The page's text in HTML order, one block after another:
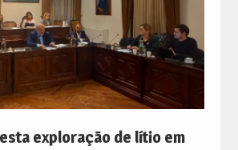
exploração de lítio em